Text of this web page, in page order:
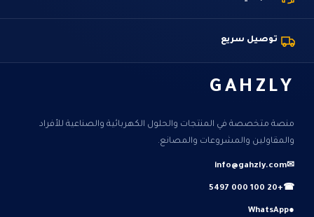
توصيل سريع
GAHZLY
منصة متخصصة في المنتجات والحلول الكهربائية والصناعية للأفراد
والمقاولين والمشروعات والمصانع.
✉
info@gahzly.com
☎
+20 100 000 5497
●
WhatsApp